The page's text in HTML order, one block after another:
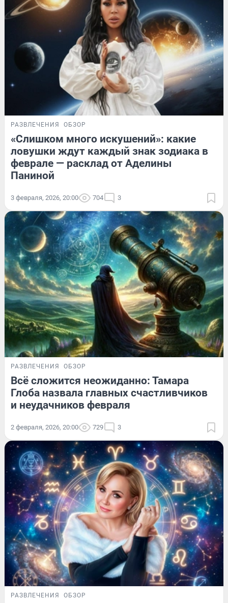
РАЗВЛЕЧЕНИЯ ОБЗОР
«Слишком много искушений»: какие
ловушки ждут каждый знак зодиака в
феврале — расклад от Аделины
Паниной
3 февраля, 2026, 20:00 704 3
РАЗВЛЕЧЕНИЯ ОБЗОР
Всё сложится неожиданно: Тамара
Глоба назвала главных счастливчиков
и неудачников февраля
2 февраля, 2026, 20:00 729 3
РАЗВЛЕЧЕНИЯ ОБЗОР